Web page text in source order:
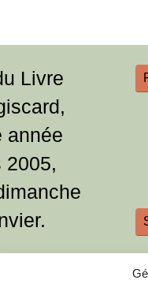
Livre
année
2005,